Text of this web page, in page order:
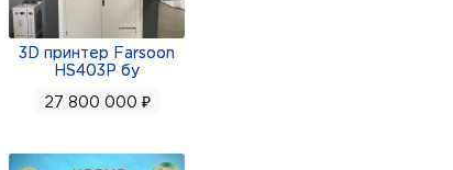
3D принтер Farsoon
HS403P бу
27 800 000 ₽